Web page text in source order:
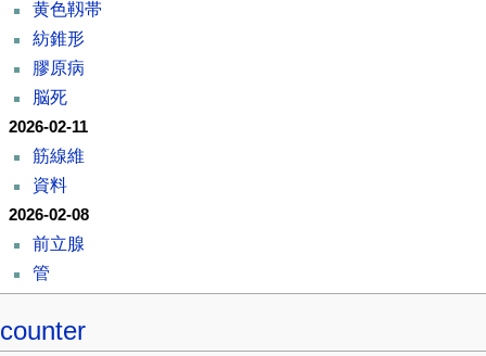
黄色靱帯
紡錐形
膠原病
脳死
2026-02-11
筋線維
資料
2026-02-08
前立腺
管
counter